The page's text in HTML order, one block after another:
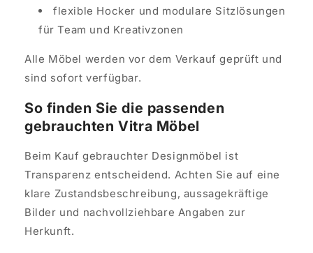
flexible Hocker und modulare Sitzlösungen
für Team und Kreativzonen
Alle Möbel werden vor dem Verkauf geprüft und
sind sofort verfügbar.
So finden Sie die passenden
gebrauchten Vitra Möbel
Beim Kauf gebrauchter Designmöbel ist
Transparenz entscheidend. Achten Sie auf eine
klare Zustandsbeschreibung, aussagekräftige
Bilder und nachvollziehbare Angaben zur
Herkunft.